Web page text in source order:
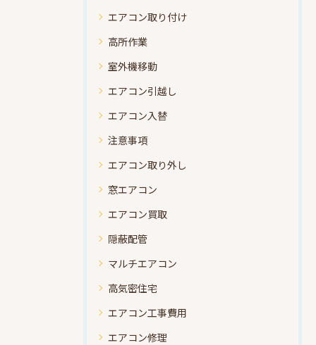
エアコン取り付け
高所作業
室外機移動
エアコン引越し
エアコン入替
注意事項
エアコン取り外し
窓エアコン
エアコン買取
隠蔽配管
マルチエアコン
高気密住宅
エアコン工事費用
エアコン修理